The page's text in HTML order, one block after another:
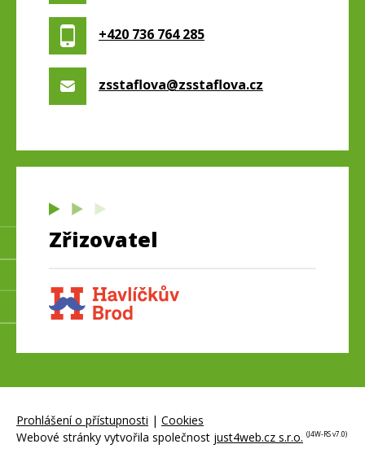
+420 736 764 285
zsstaflova@zsstaflova.cz
Zřizovatel
Prohlášení o přístupnosti | Cookies
Webové stránky vytvořila společnost just4web.cz s.r.o. (J4W-RS v7.0)